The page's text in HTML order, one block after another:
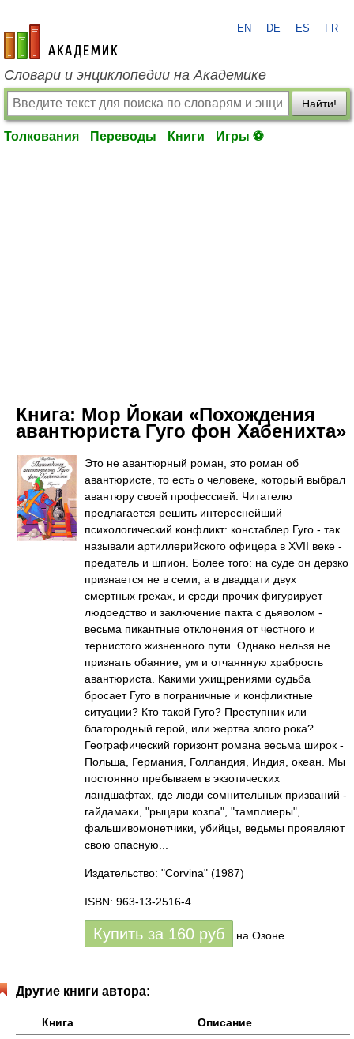
academic.ru
EN DE ES FR
Словари и энциклопедии на Академике
Найти!
Толкования Переводы Книги Игры ⚽
Книга: Мор Йокаи «Похождения
авантюриста Гуго фон Хабенихта»
Это не авантюрный роман, это роман об
авантюристе, то есть о человеке, который выбрал
авантюру своей профессией. Читателю
предлагается решить интереснейший
психологический конфликт: констаблер Гуго - так
называли артиллерийского офицера в XVII веке -
предатель и шпион. Более того: на суде он дерзко
признается не в семи, а в двадцати двух
смертных грехах, и среди прочих фигурирует
людоедство и заключение пакта с дьяволом -
весьма пикантные отклонения от честного и
тернистого жизненного пути. Однако нельзя не
признать обаяние, ум и отчаянную храбрость
авантюриста. Какими ухищрениями судьба
бросает Гуго в пограничные и конфликтные
ситуации? Кто такой Гуго? Преступник или
благородный герой, или жертва злого рока?
Географический горизонт романа весьма широк -
Польша, Германия, Голландия, Индия, океан. Мы
постоянно пребываем в экзотических
ландшафтах, где люди сомнительных призваний -
гайдамаки, "рыцари козла", "тамплиеры",
фальшивомонетчики, убийцы, ведьмы проявляют
свою опасную...
Издательство: "Corvina" (1987)
ISBN: 963-13-2516-4
Купить за 160 руб на Озоне
Другие книги автора:
Книга
Описание